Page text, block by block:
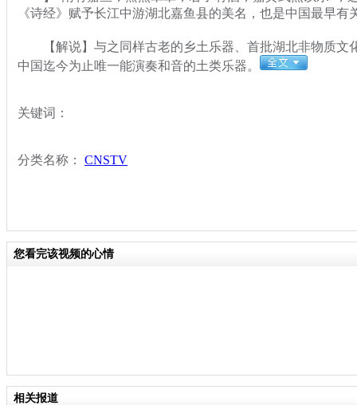
《诗经》赋予长江中游湖北嘉鱼县的美名，也是中国最早有
【解说】与之同样古老的乡土乐器、首批湖北非物质文
中国迄今为止唯一能演奏和音的土类乐器。
关键词：
分类名称： CNSTV
您看完该视频的心情
相关报道